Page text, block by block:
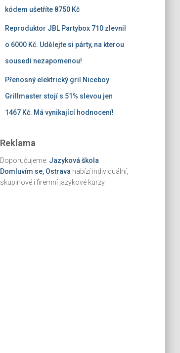
kódem ušetříte 8750 Kč
Reproduktor JBL Partybox 710 zlevnil
o 6000 Kč. Udělejte si párty, na kterou
sousedi nezapomenou!
Přenosný elektrický gril Niceboy
Grillmaster stojí s 51% slevou jen
1467 Kč. Má vynikající hodnocení!
Reklama
Doporučujeme: Jazyková škola
Domluvím se, Ostrava nabízí individuální,
skupinové i firemní jazykové kurzy.